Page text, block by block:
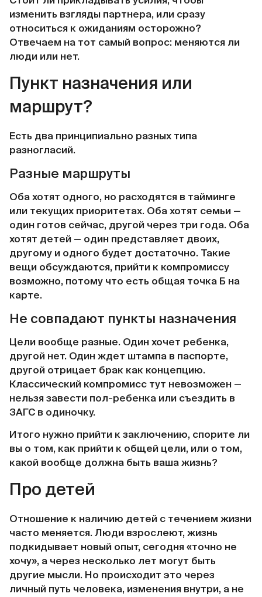
изменить взгляды партнера, или сразу
относиться к ожиданиям осторожно?
Отвечаем на тот самый вопрос: меняются ли
люди или нет.
Пункт назначения или
маршрут?
Есть два принципиально разных типа
разногласий.
Разные маршруты
Оба хотят одного, но расходятся в тайминге
или текущих приоритетах. Оба хотят семьи —
один готов сейчас, другой через три года. Оба
хотят детей — один представляет двоих,
другому и одного будет достаточно. Такие
вещи обсуждаются, прийти к компромиссу
возможно, потому что есть общая точка Б на
карте.
Не совпадают пункты назначения
Цели вообще разные. Один хочет ребенка,
другой нет. Один ждет штампа в паспорте,
другой отрицает брак как концепцию.
Классический компромисс тут невозможен —
нельзя завести пол-ребенка или съездить в
ЗАГС в одиночку.
Итого нужно прийти к заключению, спорите ли
вы о том, как прийти к общей цели, или о том,
какой вообще должна быть ваша жизнь?
Про детей
Отношение к наличию детей с течением жизни
часто меняется. Люди взрослеют, жизнь
подкидывает новый опыт, сегодня «точно не
хочу», а через несколько лет могут быть
другие мысли. Но происходит это через
личный путь человека, изменения внутри, а не